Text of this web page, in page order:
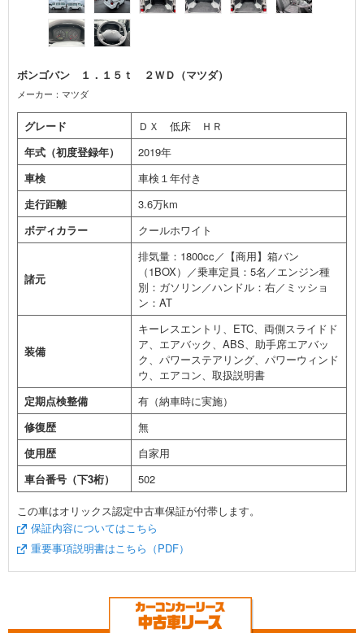
ボンゴバン １．１５ｔ ２ＷＤ（マツダ）
メーカー：マツダ
グレード
ＤＸ 低床 ＨＲ
年式（初度登録年）
2019年
車検
車検１年付き
走行距離
3.6万km
ボディカラー
クールホワイト
諸元
排気量：1800cc／【商用】箱バン
（1BOX）／乗車定員：5名／エンジン種
別：ガソリン／ハンドル：右／ミッショ
ン：AT
装備
キーレスエントリ、ETC、両側スライドド
ア、エアバック、ABS、助手席エアバッ
ク、パワーステアリング、パワーウィンド
ウ、エアコン、取扱説明書
定期点検整備
有（納車時に実施）
修復歴
無
使用歴
自家用
車台番号（下3桁）
502
この車はオリックス認定中古車保証が付帯します。
保証内容についてはこちら
重要事項説明書はこちら（PDF）